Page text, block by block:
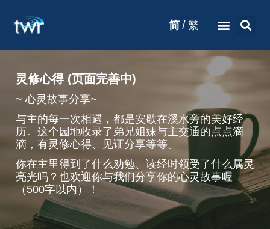
简 / 繁
灵修心得 (页面完善中)
~ 心灵故事分享~
与主的每一次相遇，都是安歇在溪水旁的美好经
历。这个园地收录了弟兄姐妹与主交通的点点滴
滴，有灵修心得、见证分享等等。
你在主里得到了什么劝勉、读经时领受了什么属灵
亮光吗？也欢迎你与我们分享你的心灵故事喔
（500字以内）！